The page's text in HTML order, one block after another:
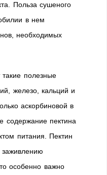
Польза сушеного
в нем
необходимых
полезные
железо, кальций и
аскорбиновой в
содержание пектина
питания. Пектин
заживлению
особенно важно